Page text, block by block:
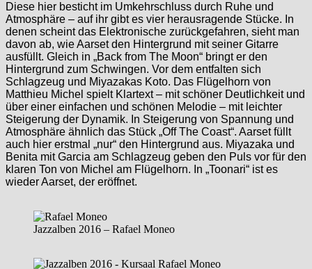
Diese hier besticht im Umkehrschluss durch Ruhe und
Atmosphäre – auf ihr gibt es vier herausragende Stücke. In
denen scheint das Elektronische zurückgefahren, sieht man
davon ab, wie Aarset den Hintergrund mit seiner Gitarre
ausfüllt. Gleich in „Back from The Moon“ bringt er den
Hintergrund zum Schwingen. Vor dem entfalten sich
Schlagzeug und Miyazakas Koto. Das Flügelhorn von
Matthieu Michel spielt Klartext – mit schöner Deutlichkeit und
über einer einfachen und schönen Melodie – mit leichter
Steigerung der Dynamik. In Steigerung von Spannung und
Atmosphäre ähnlich das Stück „Off The Coast“. Aarset füllt
auch hier erstmal „nur“ den Hintergrund aus. Miyazaka und
Benita mit Garcia am Schlagzeug geben den Puls vor für den
klaren Ton von Michel am Flügelhorn. In „Toonari“ ist es
wieder Aarset, der eröffnet.
Jazzalben 2016 – Rafael Moneo